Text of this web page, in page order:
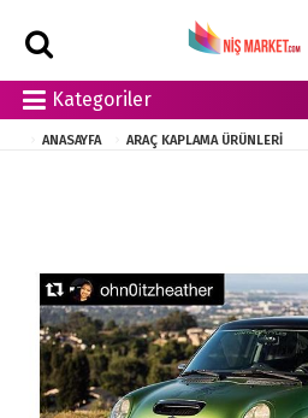
Kategoriler
ANASAYFA ARAÇ KAPLAMA ÜRÜNLERI